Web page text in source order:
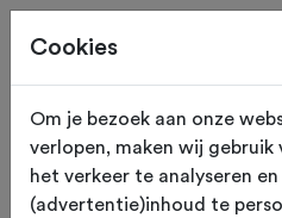
Egmond-Binnen Noord
Cookies
Om je bezoek aan onze
verlopen, maken wij gebruik
het verkeer te analyseren
(advertentie)inhoud te